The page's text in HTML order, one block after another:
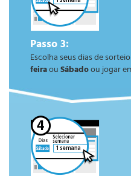
Passo 3:
Escolha seus dias de
feiraouSábadoou jogar